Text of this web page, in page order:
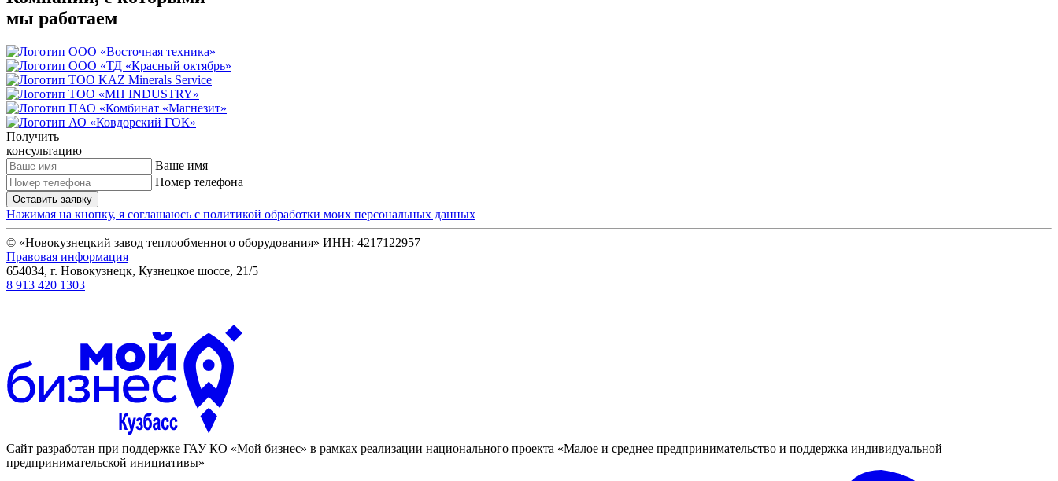
мы работаем
Получить
консультацию
Ваше имя
Номер телефона
Оставить заявку
Нажимая на кнопку, я соглашаюсь с политикой обработки моих персональных данных
© «Новокузнецкий завод теплообменного оборудования» ИНН: 4217122957
Правовая информация
654034, г. Новокузнецк, Кузнецкое шоссе, 21/5
8 913 420 1303
Cайт разработан при поддержке ГАУ КО «Мой бизнес» в рамках реализации национального проекта «Малое и среднее предпринимательство и поддержка индивидуальной
предпринимательской инициативы»